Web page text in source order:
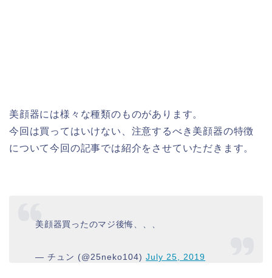
美顔器には様々な種類のものがあります。
今回は買ってはいけない、注意するべき美顔器の特徴
について今回の記事では紹介をさせていただきます。
美顔器買ったのマジ後悔、、、
— チュン (@25neko104)July 25, 2019